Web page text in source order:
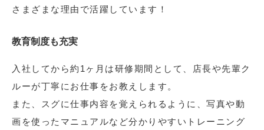
さまざまな理由で活躍しています！
教育制度も充実
入社してから約1ヶ月は研修期間として、店長や先輩ク
ルーが丁寧にお仕事をお教えします。
また、スグに仕事内容を覚えられるように、写真や動
画を使ったマニュアルなど分かりやすいトレーニング